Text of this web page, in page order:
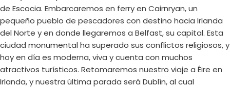
de Escocia. Embarcaremos en ferry en Cairnryan, un
pequeño pueblo de pescadores con destino hacia Irlanda
del Norte y en donde llegaremos a Belfast, su capital. Esta
ciudad monumental ha superado sus conflictos religiosos, y
hoy en día es moderna, viva y cuenta con muchos
atractivos turísticos. Retomaremos nuestro viaje a Éire en
Irlanda, y nuestra última parada será Dublín, al cual